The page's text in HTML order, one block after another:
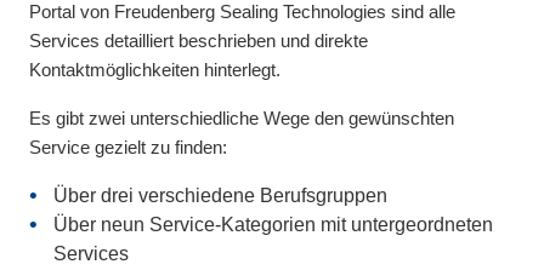
Portal von Freudenberg Sealing Technologies sind alle
Services detailliert beschrieben und direkte
Kontaktmöglichkeiten hinterlegt.
Es gibt zwei unterschiedliche Wege den gewünschten
Service gezielt zu finden:
Über drei verschiedene Berufsgruppen
Über neun Service-Kategorien mit untergeordneten
Services